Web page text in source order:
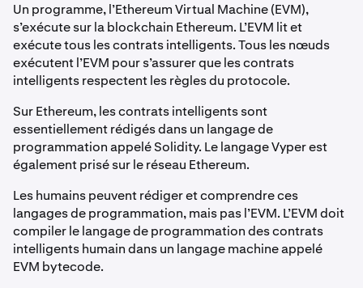
Un programme, l’Ethereum Virtual Machine (EVM),
s’exécute sur la blockchain Ethereum. L’EVM lit et
exécute tous les contrats intelligents. Tous les nœuds
exécutent l’EVM pour s’assurer que les contrats
intelligents respectent les règles du protocole.
Sur Ethereum, les contrats intelligents sont
essentiellement rédigés dans un langage de
programmation appelé Solidity. Le langage Vyper est
également prisé sur le réseau Ethereum.
Les humains peuvent rédiger et comprendre ces
langages de programmation, mais pas l’EVM. L’EVM doit
compiler le langage de programmation des contrats
intelligents humain dans un langage machine appelé
EVM bytecode.